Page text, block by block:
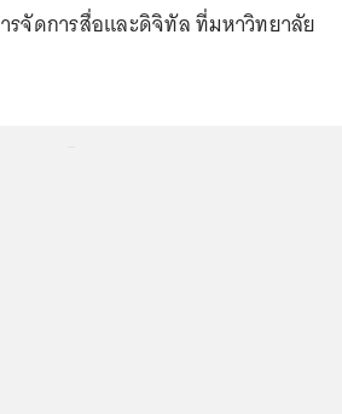
จัดการสื่อและดิจิทัล ที่มหาวิทยาลัย